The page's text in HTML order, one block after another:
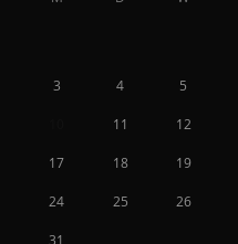
3 4 5
11 12
17 18 19
24 25 26